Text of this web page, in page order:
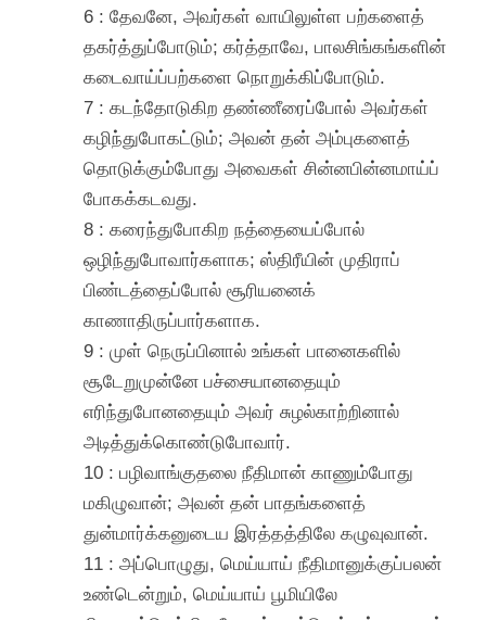
6 : தேவனே, அவர்கள் வாயிலுள்ள பற்களைத்
தகர்த்துப்போடும்; கர்த்தாவே, பாலசிங்கங்களின்
கடைவாய்ப்பற்களை நொறுக்கிப்போடும்.
7 : கடந்தோடுகிற தண்ணீரைப்போல் அவர்கள்
கழிந்துபோகட்டும்; அவன் தன் அம்புகளைத்
தொடுக்கும்போது அவைகள் சின்னபின்னமாய்ப்
போகக்கடவது.
8 : கரைந்துபோகிற நத்தையைப்போல்
ஒழிந்துபோவார்களாக; ஸ்திரீயின் முதிராப்
பிண்டத்தைப்போல் சூரியனைக்
காணாதிருப்பார்களாக.
9 : முள் நெருப்பினால் உங்கள் பானைகளில்
சூடேறுமுன்னே பச்சையானதையும்
எரிந்துபோனதையும் அவர் சுழல்காற்றினால்
அடித்துக்கொண்டுபோவார்.
10 : பழிவாங்குதலை நீதிமான் காணும்போது
மகிழுவான்; அவன் தன் பாதங்களைத்
துன்மார்க்கனுடைய இரத்தத்திலே கழுவுவான்.
11 : அப்பொழுது, மெய்யாய் நீதிமானுக்குப்பலன்
உண்டென்றும், மெய்யாய் பூமியிலே